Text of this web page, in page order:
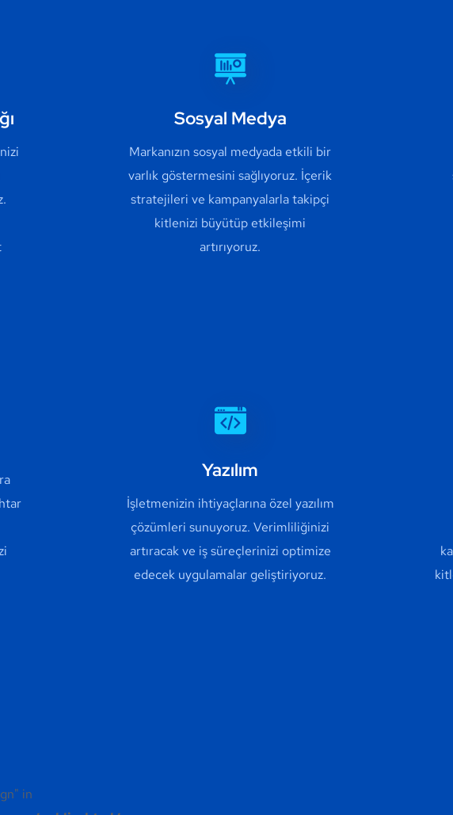
Sosyal Medya
Markanızın sosyal medyada etkili bir
varlık göstermesini sağlıyoruz. İçerik
stratejileri ve kampanyalarla takipçi
kitlenizi büyütüp etkileşimi
artırıyoruz.
Yazılım
İşletmenizin ihtiyaçlarına özel yazılım
çözümleri sunuyoruz. Verimliliğinizi
artıracak ve iş süreçlerinizi optimize
edecek uygulamalar geliştiriyoruz.
in